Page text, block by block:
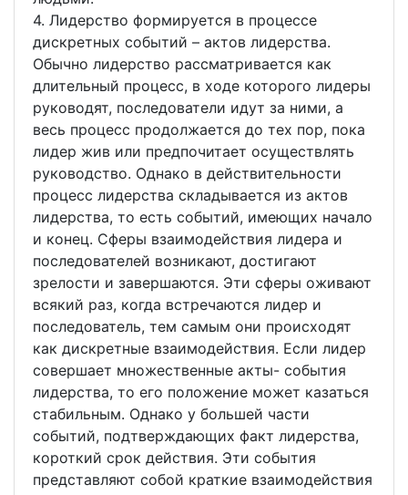
4. Лидерство формируется в процессе
дискретных событий – актов лидерства.
Обычно лидерство рассматривается как
длительный процесс, в ходе которого лидеры
руководят, последователи идут за ними, а
весь процесс продолжается до тех пор, пока
лидер жив или предпочитает осуществлять
руководство. Однако в действительности
процесс лидерства складывается из актов
лидерства, то есть событий, имеющих начало
и конец. Сферы взаимодействия лидера и
последователей возникают, достигают
зрелости и завершаются. Эти сферы оживают
всякий раз, когда встречаются лидер и
последователь, тем самым они происходят
как дискретные взаимодействия. Если лидер
совершает множественные акты- события
лидерства, то его положение может казаться
стабильным. Однако у большей части
событий, подтверждающих факт лидерства,
короткий срок действия. Эти события
представляют собой краткие взаимодействия